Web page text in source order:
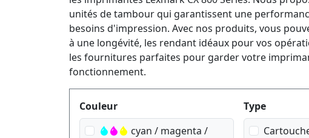
unités de tambour qui garantissent une
besoins d'impression. Avec nos produits, vous
à une longévité, les rendant idéaux pour vos
les fournitures parfaites pour garder votre
fonctionnement.
Produktfilter
Couleur
cyan / magenta /
Type